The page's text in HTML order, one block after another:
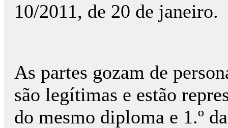
10/2011, de 20 de janeiro.
As partes gozam de
são legítimas e estão
do mesmo diploma e 1.º